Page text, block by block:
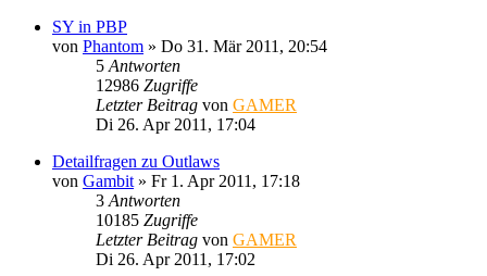
SY in PBP
von Phantom » Do 31. Mär 2011, 20:54
5 Antworten
12986 Zugriffe
Letzter Beitrag von GAMER
Di 26. Apr 2011, 17:04
Detailfragen zu Outlaws
von Gambit » Fr 1. Apr 2011, 17:18
3 Antworten
10185 Zugriffe
Letzter Beitrag von GAMER
Di 26. Apr 2011, 17:02